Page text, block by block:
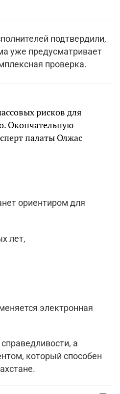
подтвердили,
уже предусматривает
проверка.
рисков для
Окончательную
палаты Олжас
ориентиром для
лет,
электронная
а
который способен
— и наши материалы